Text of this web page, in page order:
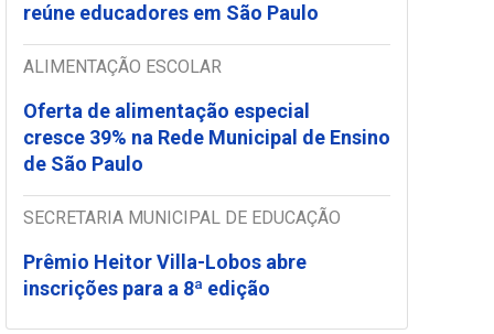
reúne educadores em São Paulo
ALIMENTAÇÃO ESCOLAR
Oferta de alimentação especial
cresce 39% na Rede Municipal de Ensino
de São Paulo
SECRETARIA MUNICIPAL DE EDUCAÇÃO
Prêmio Heitor Villa-Lobos abre
inscrições para a 8ª edição